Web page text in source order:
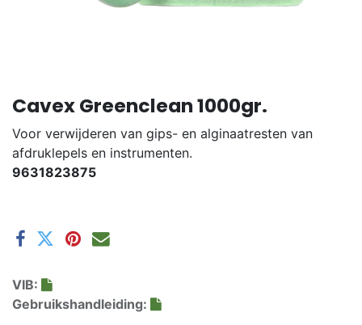
Cavex Greenclean 1000gr.
Voor verwijderen van gips- en alginaatresten van
afdruklepels en instrumenten.
9631823875
VIB:
Gebruikshandleiding: